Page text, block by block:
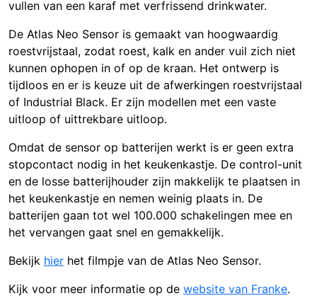
vullen van een karaf met verfrissend drinkwater.
De Atlas Neo Sensor is gemaakt van hoogwaardig
roestvrijstaal, zodat roest, kalk en ander vuil zich niet
kunnen ophopen in of op de kraan. Het ontwerp is
tijdloos en er is keuze uit de afwerkingen roestvrijstaal
of Industrial Black. Er zijn modellen met een vaste
uitloop of uittrekbare uitloop.
Omdat de sensor op batterijen werkt is er geen extra
stopcontact nodig in het keukenkastje. De control-unit
en de losse batterijhouder zijn makkelijk te plaatsen in
het keukenkastje en nemen weinig plaats in. De
batterijen gaan tot wel 100.000 schakelingen mee en
het vervangen gaat snel en gemakkelijk.
Bekijk hier het filmpje van de Atlas Neo Sensor.
Kijk voor meer informatie op de website van Franke.